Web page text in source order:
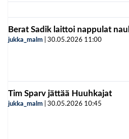
Berat Sadik laittoi nappulat
jukka_malm 30.05.2026 11:00
Tim Sparv jättää Huuhkajat
jukka_malm 30.05.2026 10:45